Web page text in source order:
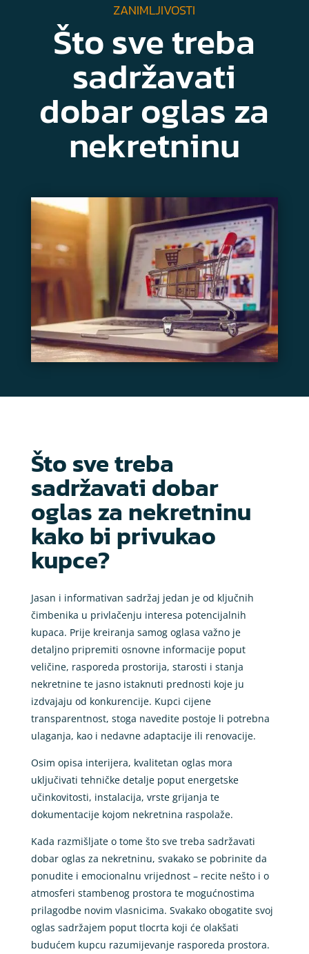
ZANIMLJIVOSTI
Što sve treba
sadržavati
dobar oglas za
nekretninu
Što sve treba
sadržavati dobar
oglas za nekretninu
kako bi privukao
kupce?
Jasan i informativan sadržaj jedan je od ključnih
čimbenika u privlačenju interesa potencijalnih
kupaca. Prije kreiranja samog oglasa važno je
detaljno pripremiti osnovne informacije poput
veličine, rasporeda prostorija, starosti i stanja
nekretnine te jasno istaknuti prednosti koje ju
izdvajaju od konkurencije. Kupci cijene
transparentnost, stoga navedite postoje li potrebna
ulaganja, kao i nedavne adaptacije ili renovacije.
Osim opisa interijera, kvalitetan oglas mora
uključivati tehničke detalje poput energetske
učinkovitosti, instalacija, vrste grijanja te
dokumentacije kojom nekretnina raspolaže.
Kada razmišljate o tome što sve treba sadržavati
dobar oglas za nekretninu, svakako se pobrinite da
ponudite i emocionalnu vrijednost – recite nešto i o
atmosferi stambenog prostora te mogućnostima
prilagodbe novim vlasnicima. Svakako obogatite svoj
oglas sadržajem poput tlocrta koji će olakšati
budućem kupcu razumijevanje rasporeda prostora.